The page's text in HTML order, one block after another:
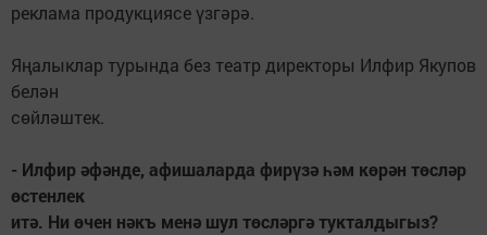
реклама продукциясе үзгәрә.
Яңалыклар турында без театр директоры Илфир Якупов
белән
сөйләштек.
- Илфир әфәнде, афишаларда фирүзә һәм көрән төсләр
өстенлек
итә. Ни өчен нәкъ менә шул төсләргә тукталдыгыз?